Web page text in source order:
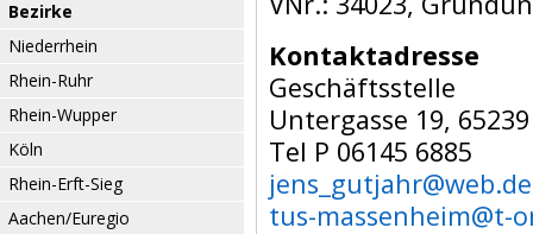
Bezirke
Niederrhein
Rhein-Ruhr
Rhein-Wupper
Köln
Rhein-Erft-Sieg
Aachen/Euregio
Kontaktadresse
Geschäftsstelle
Untergasse 19,
Tel P 06145 6885
jens_gutjahr@web.de
tus-massenheim@t-